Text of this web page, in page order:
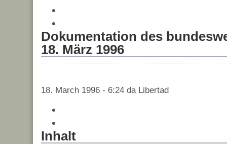
Dokumentation des
18. März 1996
18. March 1996 - 6:24 da Libertad
Inhalt